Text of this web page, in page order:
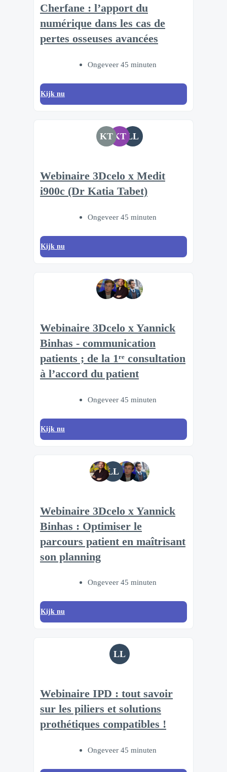
Cherfane : l’apport du
numérique dans les cas de
pertes osseuses avancées
Ongeveer 45 minuten
Kijk nu
KT KT LL
Webinaire 3Dcelo x Medit
i900c (Dr Katia Tabet)
Ongeveer 45 minuten
Kijk nu
Webinaire 3Dcelo x Yannick
Binhas - communication
patients ; de la 1ʳᵉ consultation
à l’accord du patient
Ongeveer 45 minuten
Kijk nu
LL
Webinaire 3Dcelo x Yannick
Binhas : Optimiser le
parcours patient en maîtrisant
son planning
Ongeveer 45 minuten
Kijk nu
LL
Webinaire IPD : tout savoir
sur les piliers et solutions
prothétiques compatibles !
Ongeveer 45 minuten